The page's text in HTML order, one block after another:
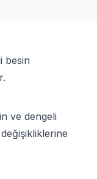
besin
ve dengeli